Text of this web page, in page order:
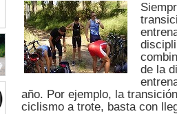
de la
año. Por ejemplo, la
ciclismo a trote, basta con